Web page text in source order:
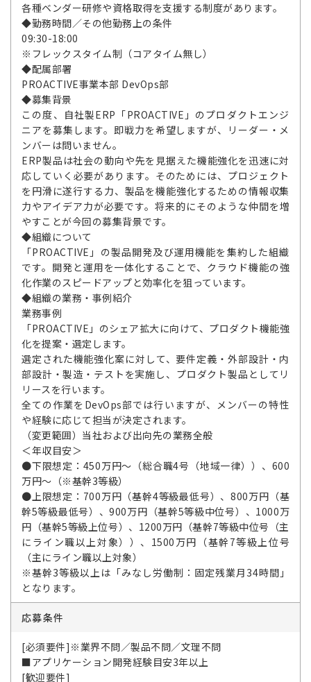
各種ベンダー研修や資格取得を支援する制度があります。
◆勤務時間／その他勤務上の条件
09:30-18:00
※フレックスタイム制（コアタイム無し）
◆配属部署
PROACTIVE事業本部 DevOps部
◆募集背景
この度、自社製ERP「PROACTIVE」のプロダクトエンジ
ニアを募集します。即戦力を希望しますが、リーダー・メ
ンバーは問いません。
ERP製品は社会の動向や先を見据えた機能強化を迅速に対
応していく必要があります。そのためには、プロジェクト
を円滑に遂行する力、製品を機能強化するための情報収集
力やアイデア力が必要です。将来的にそのような仲間を増
やすことが今回の募集背景です。
◆組織について
「PROACTIVE」の製品開発及び運用機能を集約した組織
です。開発と運用を一体化することで、クラウド機能の強
化作業のスピードアップと効率化を狙っています。
◆組織の業務・事例紹介
業務事例
「PROACTIVE」のシェア拡大に向けて、プロダクト機能強
化を提案・選定します。
選定された機能強化案に対して、要件定義・外部設計・内
部設計・製造・テストを実施し、プロダクト製品としてリ
リースを行います。
全ての作業をDevOps部では行いますが、メンバーの特性
や経験に応じて担当が決定されます。
（変更範囲）当社および出向先の業務全般
＜年収目安＞
●下限想定：450万円～（総合職4号（地域一律））、600
万円～（※基幹3等級）
●上限想定：700万円（基幹4等級最低号）、800万円（基
幹5等級最低号）、900万円（基幹5等級中位号）、1000万
円（基幹5等級上位号）、1200万円（基幹7等級中位号（主
にライン職以上対象））、1500万円（基幹7等級上位号
（主にライン職以上対象）
※基幹3等級以上は「みなし労働制：固定残業月34時間」
となります。
応募条件
[必須要件]※業界不問／製品不問／文理不問
■アプリケーション開発経験目安3年以上
[歓迎要件]